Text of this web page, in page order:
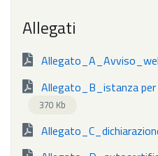
Allegati
Allegato_B_istanza per
370 Kb